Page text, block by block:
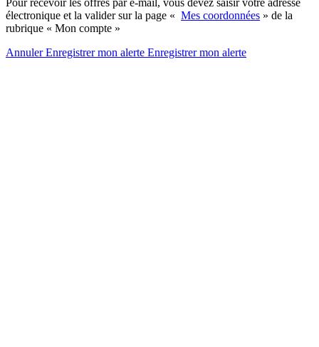
Pour recevoir les offres par e-mail, vous devez saisir votre adresse
électronique et la valider sur la page « Mes coordonnées » de la
rubrique « Mon compte »
AnnulerEnregistrer mon alerte Enregistrermon alerte